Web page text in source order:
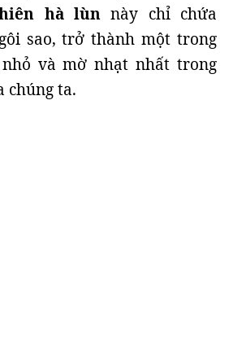
hà lùnnày chỉ chứa
sao, trở thành một trong
và mờ nhạt nhất trong
chúng ta.